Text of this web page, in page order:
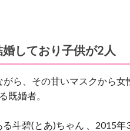
しており子供が2人
ら、その甘いマスクから
既婚者。
斗碧(とあ)ちゃん 、2015